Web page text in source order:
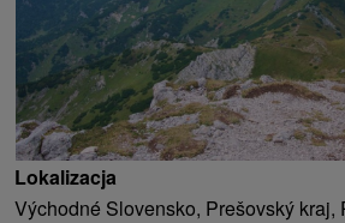
Lokalizacja
Východné Slovensko, Prešovský kraj,